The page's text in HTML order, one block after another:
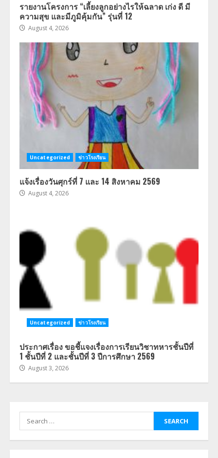
รายงานโครงการ “เลี้ยงลูกอย่างไรให้ฉลาด เก่ง ดี มี
ความสุข และมีภูมิคุ้มกัน” รุ่นที่ 12
August 4, 2026
Uncategorized ข่าวโรงเรียน
แจ้งเรื่องวันศุกร์ที่ 7 และ 14 สิงหาคม 2569
August 4, 2026
Uncategorized ข่าวโรงเรียน
ประกาศเรื่อง ขอชี้แจงเรื่องการเรียนวิชาทหารชั้นปีที่
1 ชั้นปีที่ 2 และชั้นปีที่ 3 ปีการศึกษา 2569
August 3, 2026
Search
for: